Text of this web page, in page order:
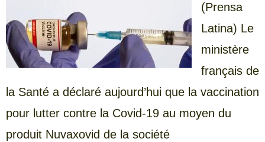
(Prensa
Latina) Le
ministère
français de
la Santé a déclaré aujourd’hui que la vaccination
pour lutter contre la Covid-19 au moyen du
produit Nuvaxovid de la société